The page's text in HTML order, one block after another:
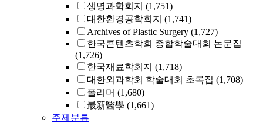
생명과학회지 (1,751)
대한환경공학회지 (1,741)
Archives of Plastic Surgery (1,727)
한국콘텐츠학회 종합학술대회 논문집
(1,726)
한국재료학회지 (1,718)
대한외과학회 학술대회 초록집 (1,708)
폴리머 (1,680)
最新醫學 (1,661)
주제분류